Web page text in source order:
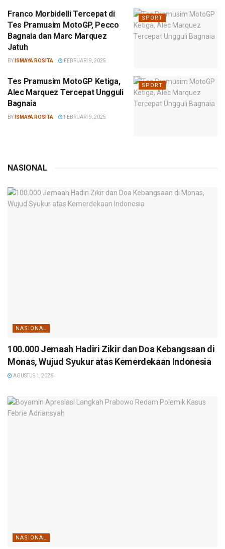
SPORT
Franco Morbidelli Tercepat di
Tes Pramusim MotoGP, Pecco
Bagnaia dan Marc Marquez
Jatuh
BY ISMAYA ROSITA FEBRUARI 9, 2025
SPORT
Tes Pramusim MotoGP Ketiga,
Alec Marquez Tercepat Ungguli
Bagnaia
BY ISMAYA ROSITA FEBRUARI 9, 2025
NASIONAL
NASIONAL
100.000 Jemaah Hadiri Zikir dan Doa Kebangsaan di
Monas, Wujud Syukur atas Kemerdekaan Indonesia
AGUSTUS 1, 2026
NASIONAL